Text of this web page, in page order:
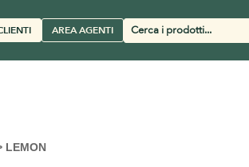
AREA AGENTI
Cerca
prodotti
LEMON